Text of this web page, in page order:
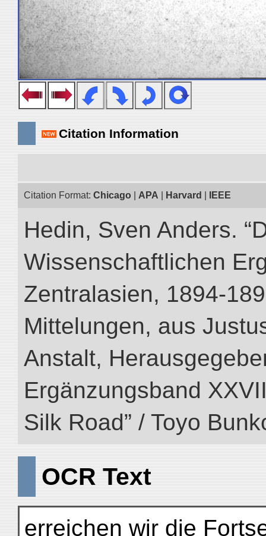
Citation Information
Citation Format: Chicago APA Harvard IEEE
Hedin, Sven Anders.
Wissenschaftlichen
Zentralasien, 1894-
Mittelungen, aus
Anstalt,
Ergänzungsband
Silk Road” / Toyo
OCR Text
erreichen wir die